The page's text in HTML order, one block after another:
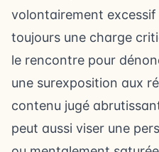
volontairement
toujours une charge
le rencontre pour
une surexposition aux
contenu jugé
peut aussi viser une